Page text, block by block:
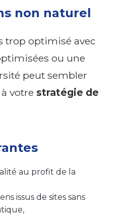
non naturel
trop optimisé avec
ou une
peut sembler
votre stratégie de
au profit de la
issus de sites sans